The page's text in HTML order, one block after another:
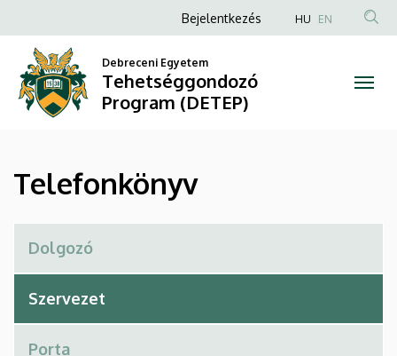
Telefonkönyv
Tehetséggondozó
Program
(DETEP)
a
tartalomra
Anonim
fiók
menüje
Bejelentkezés HU EN
Debreceni Egyetem
Tehetséggondozó
Program (DETEP)
Telefonkönyv